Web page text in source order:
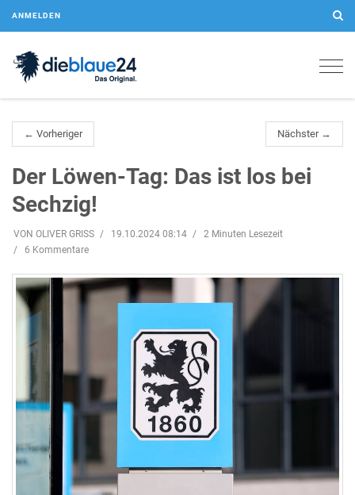
ANMELDEN
← Vorheriger Nächster →
Der Löwen-Tag: Das ist los bei
Sechzig!
VON OLIVER GRISS 19.10.2024 08:14
2 Minuten Lesezeit
6 Kommentare